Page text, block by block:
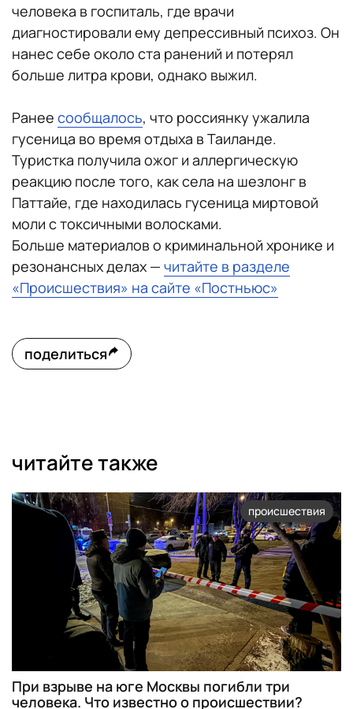
человека в госпиталь, где врачи
диагностировали ему депрессивный психоз. Он
нанес себе около ста ранений и потерял
больше литра крови, однако выжил.
Ранее сообщалось, что россиянку ужалила
гусеница во время отдыха в Таиланде.
Туристка получила ожог и аллергическую
реакцию после того, как села на шезлонг в
Паттайе, где находилась гусеница миртовой
моли с токсичными волосками.
Больше материалов о криминальной хронике и
резонансных делах — читайте в разделе
«Происшествия» на сайте «Постньюс»
поделиться
читайте также
происшествия
При взрыве на юге Москвы погибли три
человека. Что известно о происшествии?